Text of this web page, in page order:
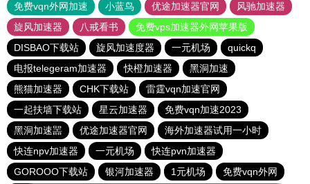
免费vqn外网加速
小蓝鸟 优途加速器官网
风驰加速器
旋风加速器
八戒看书
免费vps加速器外网苹果版
DISBAO下载站
旋风加速度器 一元机场
quickq
电报telegeram加速器
快橙加速器
黑洞加速
熊猫加速器
CHK下载站
雷霆vqn加速官网
一起扶墙下载站
星云加速器
免费vqn加速2023
黑洞加速噐
优途加速器官网
海外加速器试用一小时
快连npv加速器
一元机场
快连pvn加速器
GOROOO下载站
银河加速器 1元机场 免费vqn外网